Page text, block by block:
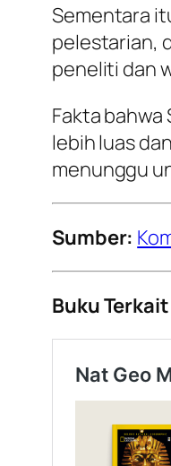
Sementara
pelestarian,
peneliti dan
Fakta
lebih luas
menunggu
Sumber:
Buku